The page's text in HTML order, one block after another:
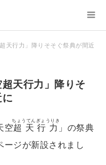
天行力」降りそそぐ祭典が間近
天行力」降りそ
空超天行力
ちょうてんぎょうりき
」の祭典
ージが新設されまし